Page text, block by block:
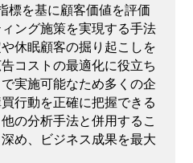
標を基に顧客価値を評価
ング施策を実現する手法
休眠顧客の掘り起こしを
コストの最適化に役立ち
実施可能なため多くの企
行動を正確に把握できる
の分析手法と併用するこ
め、ビジネス成果を最大